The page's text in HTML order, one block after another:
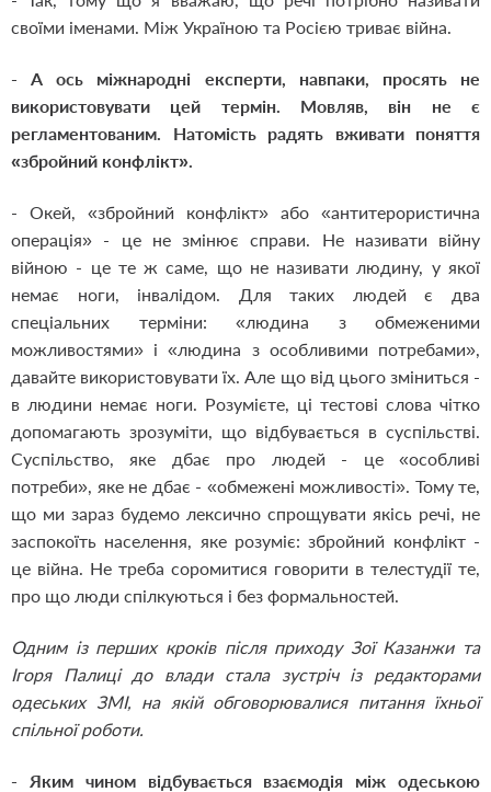
своїми іменами. Між Україною та Росією триває війна.
- А ось міжнародні експерти, навпаки, просять не
використовувати цей термін. Мовляв, він не є
регламентованим. Натомість радять вживати поняття
«збройний конфлікт».
- Окей, «збройний конфлікт» або «антитерористична
операція» - це не змінює справи. Не називати війну
війною - це те ж саме, що не називати людину, у якої
немає ноги, інвалідом. Для таких людей є два
спеціальних терміни: «людина з обмеженими
можливостями» і «людина з особливими потребами»,
давайте використовувати їх. Але що від цього зміниться -
в людини немає ноги. Розумієте, ці тестові слова чітко
допомагають зрозуміти, що відбувається в суспільстві.
Суспільство, яке дбає про людей - це «особливі
потреби», яке не дбає - «обмежені можливості». Тому те,
що ми зараз будемо лексично спрощувати якісь речі, не
заспокоїть населення, яке розуміє: збройний конфлікт -
це війна. Не треба соромитися говорити в телестудії те,
про що люди спілкуються і без формальностей.
Одним із перших кроків після приходу Зої Казанжи та
Ігоря Палиці до влади стала зустріч із редакторами
одеських ЗМІ, на якій обговорювалися питання їхньої
спільної роботи.
- Яким чином відбувається взаємодія між одеською